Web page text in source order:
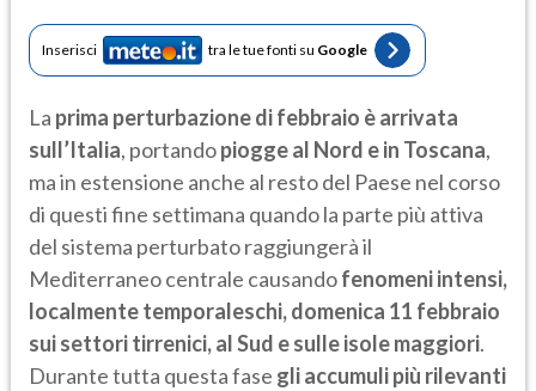
Inserisci tra le tue fonti su Google
La prima perturbazione di febbraio è arrivata
sull’Italia, portandopiogge al Nord e in Toscana,
ma in estensione anche al resto del Paese nel corso
di questi fine settimana quando la parte più attiva
del sistema perturbato raggiungerà il
Mediterraneo centrale causandofenomeni intensi,
localmente temporaleschi, domenica 11 febbraio
sui settori tirrenici, al Sud e sulle isole maggiori.
Durante tutta questa fase gli accumuli più rilevanti